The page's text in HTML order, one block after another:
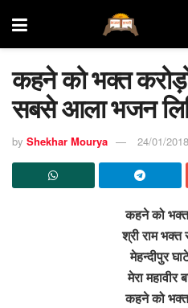
कहने को भक्त
सबसे आला भजन
by Shekhar Mourya 24/01/2018
कहने को
श्री राम
मेहन्दीपुर
मेरा महावीर
कहने को